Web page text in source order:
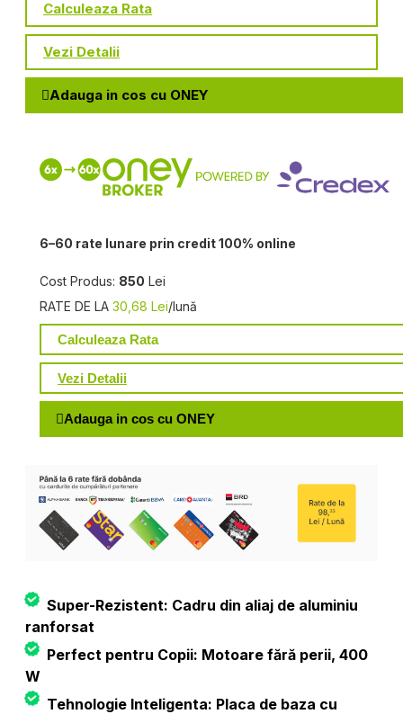
Calculeaza Rata
Vezi Detalii
Adauga in cos cu ONEY
6–60 rate lunare prin credit 100% online
Cost Produs: 850 Lei
RATE DE LA 30,68 Lei/lună
Calculeaza Rata
Vezi Detalii
Adauga in cos cu ONEY
Super-Rezistent: Cadru din aliaj de aluminiu
ranforsat
Perfect pentru Copii: Motoare fără perii, 400
W
Tehnologie Inteligenta: Placa de baza cu